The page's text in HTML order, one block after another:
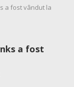
a fost vândut la
a fost